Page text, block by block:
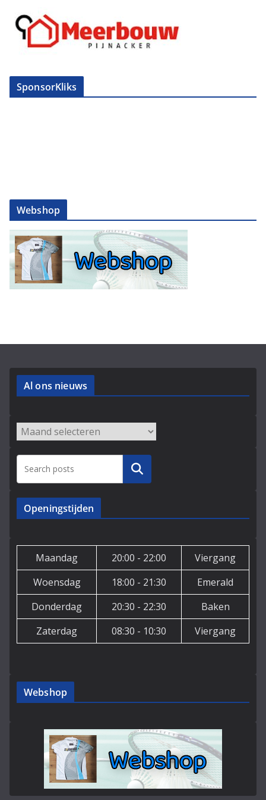
SponsorKliks
Webshop
Al ons nieuws
Archieven
Zoeken
Openingstijden
Maandag 20:00 - 22:00
Viergang
Woensdag
18:00 - 21:30
Emerald
Donderdag
20:30 - 22:30
Baken
Zaterdag
08:30 - 10:30 Viergang
Webshop